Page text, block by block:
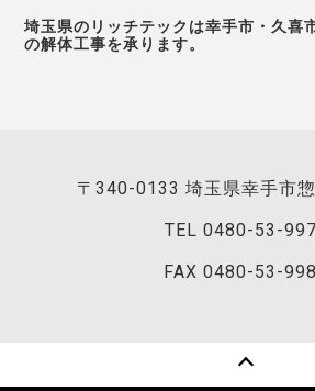
埼玉県のリッチテックは幸手市・久喜
の解体工事を承ります。
〒340-0133 埼玉県幸手市
TEL 0480-53-
FAX 0480-53-